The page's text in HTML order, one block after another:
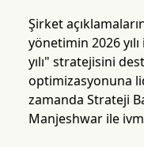
Şirket
yönetimin 2026
yılı" stratejisini
optimizasyonuna
zamanda Strateji
Manjeshwar ile